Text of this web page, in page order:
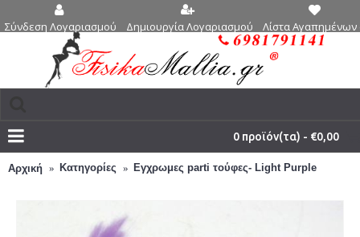
Σύνδεση Λογαριασμού Δημιουργία Λογαριασμού Λίστα Αγαπημένων
0 προϊόν(τα) - €0,00
Αρχική Κατηγορίες Εγχρωμες parti τούφες- Light Purple